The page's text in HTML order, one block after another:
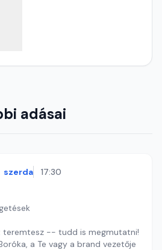
adásai
szerda 17:30
teremtesz -- tudd is megmutatni!
a Te vagy a brand vezetője